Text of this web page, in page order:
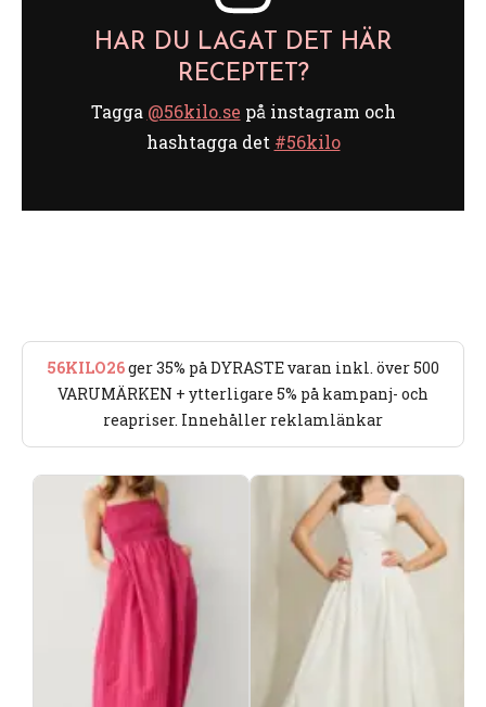
HAR DU LAGAT DET HÄR
RECEPTET?
Tagga @56kilo.se på instagram och
hashtagga det #56kilo
56KILO26ger 35% på DYRASTE varan inkl. över 500
VARUMÄRKEN + ytterligare 5% på kampanj- och
reapriser. Innehåller reklamlänkar